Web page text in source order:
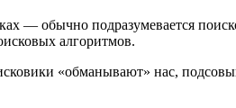
— обычно подразумевается
алгоритмов.
«обманывают» нас,